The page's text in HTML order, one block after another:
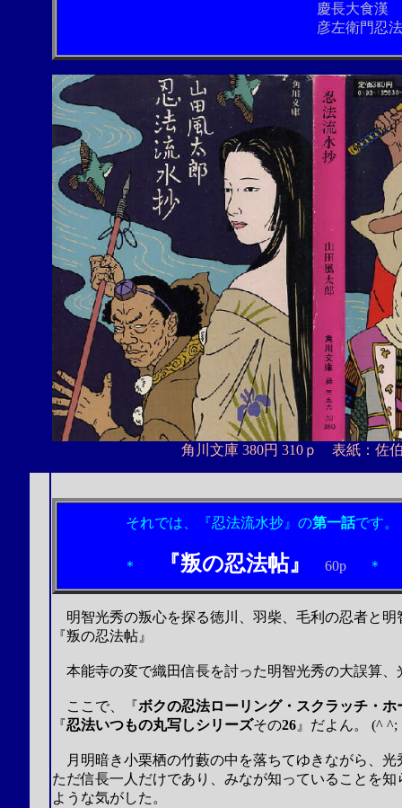
慶長大食漢
彦左衛門忍法盥 37p の
角川文庫 380円 310ｐ 表紙：佐
それでは、『忍法流水抄』の第一話です。
＊ 『叛の忍法帖』 60p ＊
明智光秀の叛心を探る徳川、羽柴、毛利の忍者と
『叛の忍法帖 』
本能寺の変で織田信長を討った明智光秀の大誤算、
ここで、 『ボクの忍法ローリング・スクラッチ・ホ
『忍法いつもの丸写しシリーズその26 』 だよん。 (^ ^;
月明暗き小栗栖の竹藪の中を落ちてゆきながら、
ただ信長一人だけであり、みなが知っていることを
ような気がした。